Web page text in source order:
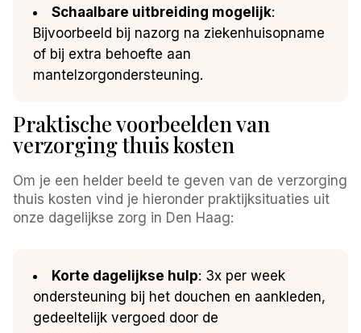
Schaalbare uitbreiding mogelijk:
Bijvoorbeeld bij nazorg na ziekenhuisopname
of bij extra behoefte aan
mantelzorgondersteuning.
Praktische voorbeelden van
verzorging thuis kosten
Om je een helder beeld te geven van de verzorging
thuis kosten vind je hieronder praktijksituaties uit
onze dagelijkse zorg in Den Haag:
Korte dagelijkse hulp: 3x per week
ondersteuning bij het douchen en aankleden,
gedeeltelijk vergoed door de